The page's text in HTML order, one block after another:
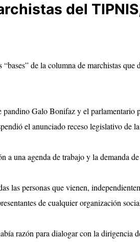
del
de la columna de marchistas
Galo Bonifaz y el
el anunciado receso legislativo de
una agenda de trabajo y la demanda
las personas que vienen,
de cualquier organización
razón para dialogar con la